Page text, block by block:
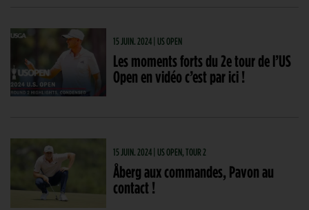
15 JUIN. 2024 | US OPEN
Les moments forts du 2e tour de l’US
Open en vidéo c’est par ici !
15 JUIN. 2024 | US OPEN, TOUR 2
Åberg aux commandes, Pavon au
contact !